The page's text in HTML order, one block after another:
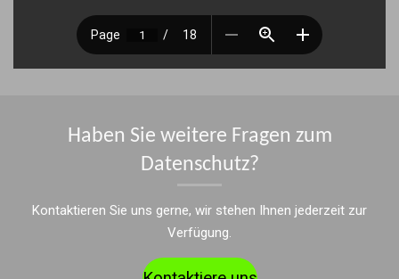
Haben Sie weitere Fragen zum
Datenschutz?
Kontaktieren Sie uns gerne, wir stehen Ihnen jederzeit zur
Verfügung.